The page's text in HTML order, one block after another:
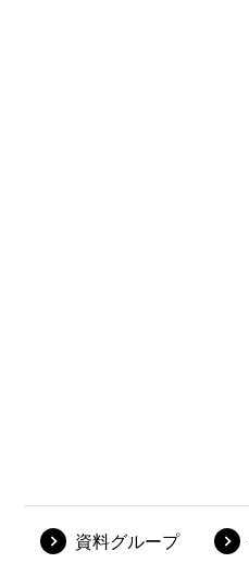
資料グループ